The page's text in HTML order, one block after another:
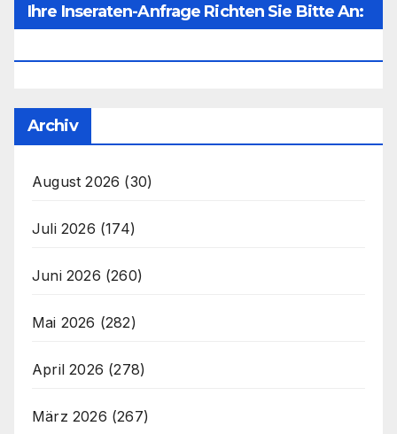
Ihre Inseraten-Anfrage Richten Sie Bitte An:
Archiv
August 2026 (30)
Juli 2026 (174)
Juni 2026 (260)
Mai 2026 (282)
April 2026 (278)
März 2026 (267)